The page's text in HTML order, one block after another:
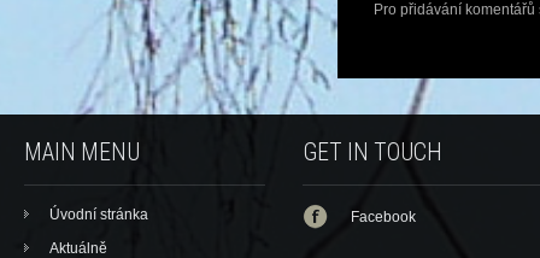
Pro přidávání
MAIN MENU
Úvodní stránka
Aktuálně
GET IN TOUCH
Facebook